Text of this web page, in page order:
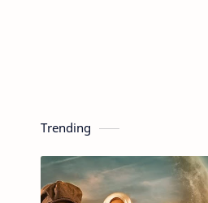
Trending